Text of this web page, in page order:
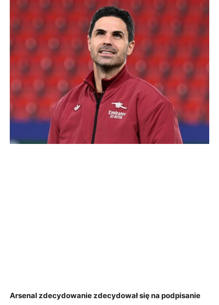
Arsenal zdecydowanie zdecydował się na podpisanie